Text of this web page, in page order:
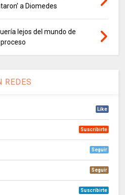
a Diomedes
lejos del mundo de
REDES
Like
Suscribirte
Seguir
Seguir
Suscribirte